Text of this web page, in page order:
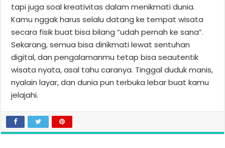
tapi juga soal kreativitas dalam menikmati dunia.
Kamu nggak harus selalu datang ke tempat wisata
secara fisik buat bisa bilang “udah pernah ke sana”.
Sekarang, semua bisa dinikmati lewat sentuhan
digital, dan pengalamanmu tetap bisa seautentik
wisata nyata, asal tahu caranya. Tinggal duduk manis,
nyalain layar, dan dunia pun terbuka lebar buat kamu
jelajahi.